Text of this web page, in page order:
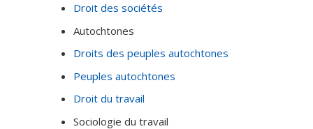
Droit des sociétés
Autochtones
Droits des peuples autochtones
Peuples autochtones
Droit du travail
Sociologie du travail